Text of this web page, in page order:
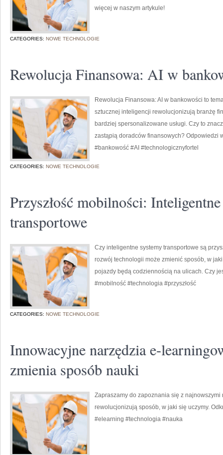
więcej w naszym artykule!
CATEGORIES: NOWE TECHNOLOGIE
Rewolucja Finansowa: AI w
Rewolucja Finansowa: AI w bankowości to
sztucznej inteligencji rewolucjonizują branżę
bardziej spersonalizowane usługi. Czy to
zastąpią doradców finansowych? Odpowiedzi
#bankowość #AI #technologicznyfortel
CATEGORIES: NOWE TECHNOLOGIE
Przyszłość mobilności:
transportowe
Czy inteligentne systemy transportowe są
rozwój technologii może zmienić sposób, w
pojazdy będą codziennością na ulicach. Czy
#mobilność #technologia #przyszłość
CATEGORIES: NOWE TECHNOLOGIE
Innowacyjne narzędzia e-
zmienia sposób nauki
Zapraszamy do zapoznania się z
rewolucjonizują sposób, w jaki się uczymy.
#elearning #technologia #nauka